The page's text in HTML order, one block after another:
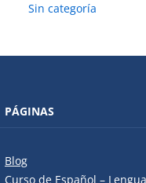
Sin categoría
PÁGINAS
Blog
Curso de Español –